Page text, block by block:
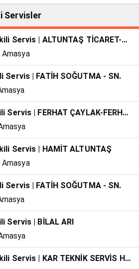
Servisler
Merzifon Bosch Yetkili Servis | ALTUNTAŞ TİCARET-SN.
| FATİH SOĞUTMA - SN.
Suluova Bosch Yetkili Servis | FERHAT ÇAYLAK-FERHAT ISITMA SOĞUTMA
Servis | HAMİT ALTUNTAŞ
| FATİH SOĞUTMA - SN.
Servis | BİLAL ARI
Merzifon Bosch Yetkili Servis | KAR TEKNİK SERVİS HİZM.